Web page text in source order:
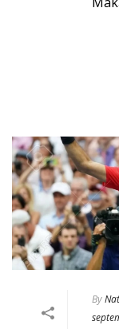
By